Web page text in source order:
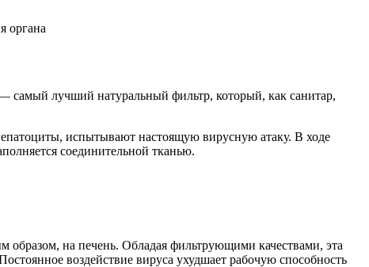
органа
самый лучший натуральный фильтр, который, как санитар,
испытывают настоящую вирусную атаку. В ходе
соединительной тканью.
образом, на печень. Обладая фильтрующими качествами, эта
воздействие вируса ухудшает рабочую способность